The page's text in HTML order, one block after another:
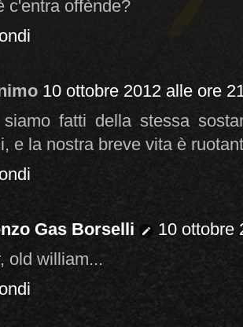
c'entra offènde?
10 ottobre 2012 alle ore
siamo fatti della stessa
e la nostra breve vita è
Gas Borselli
10 ottobre
old william...